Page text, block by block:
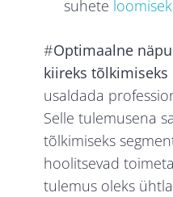
suhete
#Optimaalne
kiireks tõlkimiseks
usaldada
Selle tulemusena
tõlkimiseks
hoolitsevad
tulemus oleks